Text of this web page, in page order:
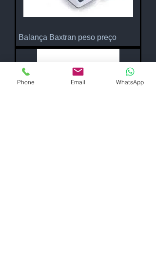
Balança Baxtran peso preço
Phone Email WhatsApp